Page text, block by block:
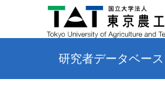
研究者データベース